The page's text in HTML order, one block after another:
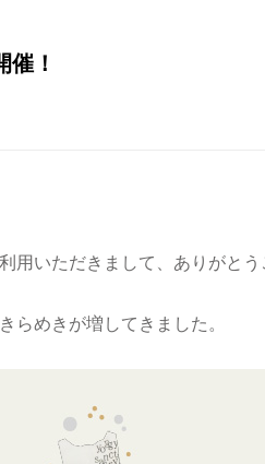
催！
用いただきまして、ありがとう
らめきが増してきました。